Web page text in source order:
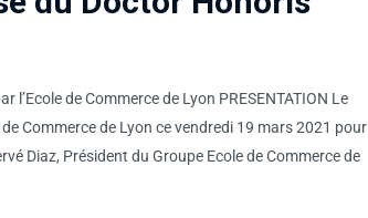
l’Ecole de Commerce de Lyon PRESENTATION Le
de Commerce de Lyon ce vendredi 19 mars 2021 pour
Diaz, Président du Groupe Ecole de Commerce de